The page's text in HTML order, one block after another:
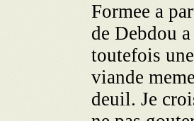
Formee a
de Debdou
toutefois
viande
deuil. Je